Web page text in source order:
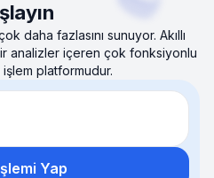
daha fazlasını sunuyor. Akıllı
analizler içeren çok fonksiyonlu
platformudur.
Yap